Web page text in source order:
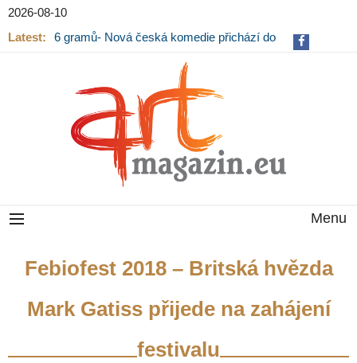
2026-08-10
Latest:
6 gramů- Nová česká komedie přichází do
Menu
Febiofest 2018 – Britská hvězda
Mark Gatiss přijede na zahájení
festivalu